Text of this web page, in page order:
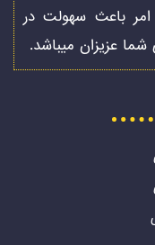
باعث سهولت در
عزیزان میباشد.